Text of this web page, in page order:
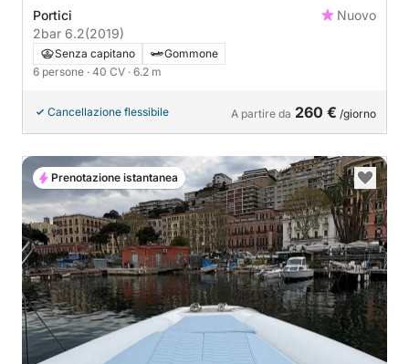
Portici
Nuovo
2bar 6.2(2019)
Senza capitano
Gommone
6 persone · 40 CV · 6.2 m
Cancellazione flessibile A partire da 260 € /giorno
Prenotazione istantanea